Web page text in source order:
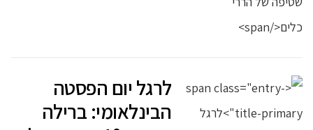
לרגל יום הפסטה
הבינלאומי: ברילה